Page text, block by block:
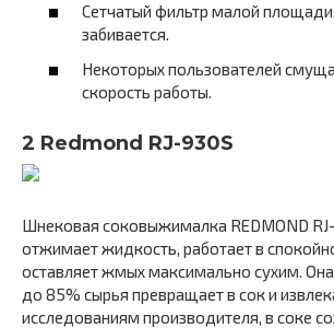
Сетчатый фильтр малой
забивается.
Некоторых пользователей
скорость работы.
2 Redmond RJ-930S
Шнековая соковыжималка REDMOND
отжимает жидкость, работает в
оставляет жмых максимально сухим.
до 85% сырья превращает в сок и
исследованиям производителя, в соке